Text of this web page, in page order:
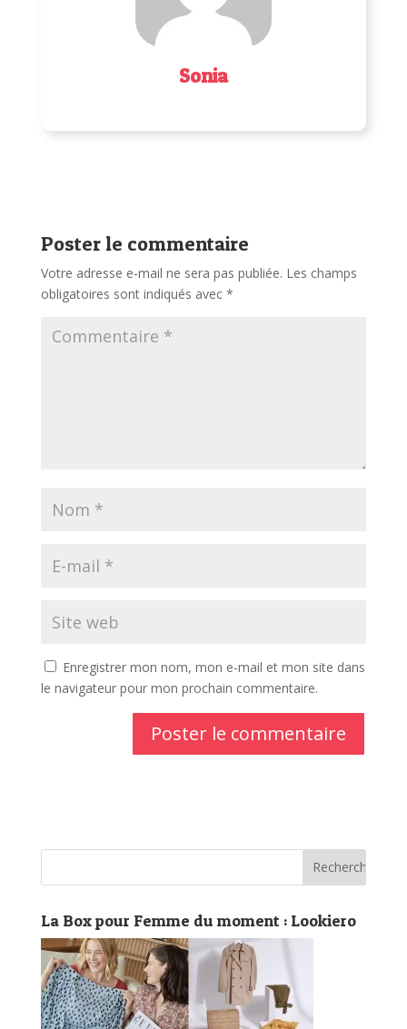
Sonia
Poster le commentaire
Votre adresse e-mail ne sera pas publiée. Les champs
obligatoires sont indiqués avec *
Enregistrer mon nom, mon e-mail et mon site dans
le navigateur pour mon prochain commentaire.
La Box pour Femme du moment : Lookiero